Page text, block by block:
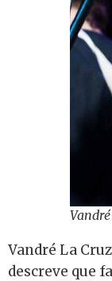
Vandré La
descreve que